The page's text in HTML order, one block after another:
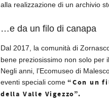
alla realizzazione di un archivio
…e da un filo di canapa
Dal 2017, la comunità di
bene preziosissimo non solo per
Negli anni, l’Ecomuseo di
eventi speciali come “Con un
della Valle Vigezzo”.